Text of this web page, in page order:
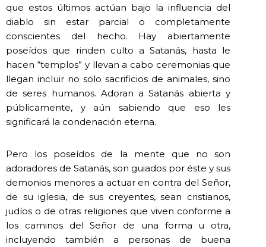
que estos últimos actúan bajo la influencia del
diablo sin estar parcial o completamente
conscientes del hecho. Hay abiertamente
poseídos que rinden culto a Satanás, hasta le
hacen “templos” y llevan a cabo ceremonias que
llegan incluir no solo sacrificios de animales, sino
de seres humanos. Adoran a Satanás abierta y
públicamente, y aún sabiendo que eso les
significará la condenación eterna.
Pero los poseídos de la mente que no son
adoradores de Satanás, son guiados por éste y sus
demonios menores a actuar en contra del Señor,
de su iglesia, de sus creyentes, sean cristianos,
judíos o de otras religiones que viven conforme a
los caminos del Señor de una forma u otra,
incluyendo también a personas de buena